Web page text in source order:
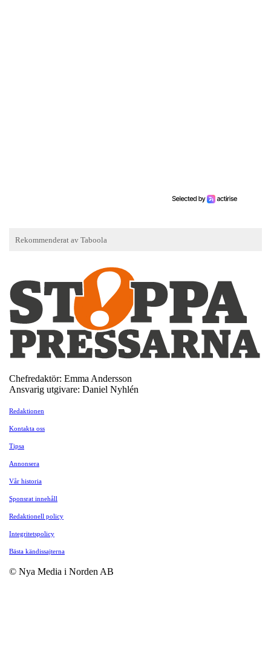
Chefredaktör: Emma Andersson
Ansvarig utgivare: Daniel Nyhlén
Redaktionen
Kontakta oss
Tipsa
Annonsera
Vår historia
Sponsrat innehåll
Redaktionell policy
Integritetspolicy
Bästa kändissajterna
© Nya Media i Norden AB